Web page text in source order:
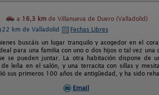
a 16,3 km de Villanueva de Duero (Valladolid)
22 km de Valladolid
Fechas Libres
buscáis un lugar tranquilo y acogedor en el
para una familia con uno o dos hijos o tal vez
se pueden juntar. La otra habitación dispone de
leña en el salón, y una terracita con sillas y
sus primeros 100 años de antigüedad, y ha sido
Email